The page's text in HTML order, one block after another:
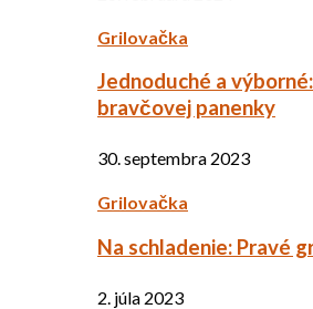
Grilovačka
Jednoduché a
bravčovej panenky
30. septembra 2023
Grilovačka
Na schladenie: Pravé
2. júla 2023